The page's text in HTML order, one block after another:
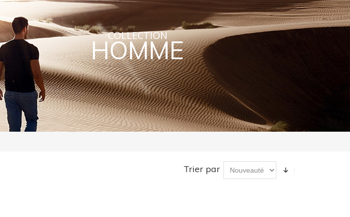
COLLECTION
HOMME
Trier par